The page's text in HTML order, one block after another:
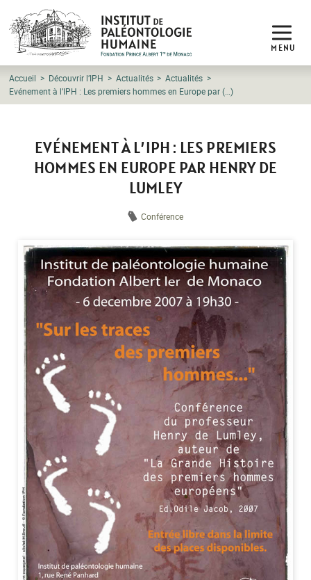
MENU
Accueil Découvrir l’IPH Actualités
Actualités
Evénement à l’IPH : Les premiers hommes en Europe par (…)
EVÉNEMENT À L’IPH : LES PREMIERS
HOMMES EN EUROPE PAR HENRY DE
LUMLEY
Conférence